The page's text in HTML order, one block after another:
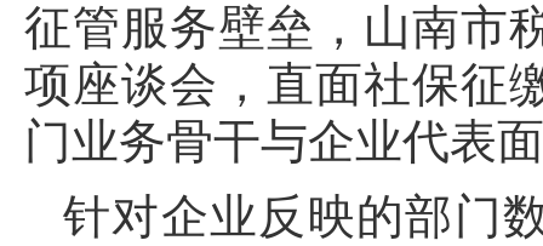
征管服务壁垒，山南市
项座谈会，直面社保征
门业务骨干与企业代表
针对企业反映的部门